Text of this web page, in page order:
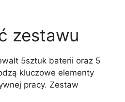
zestawu
5sztuk baterii oraz 5
kluczowe elementy
pracy. Zestaw